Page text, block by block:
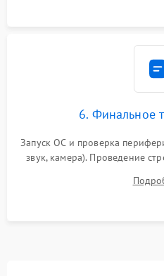
6. Финальное
Запуск ОС и проверка
звук, камера). Проведение
для контроля
системы под